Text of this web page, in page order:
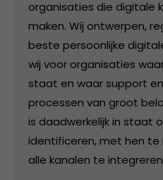
organisaties die digitale
maken. Wij ontwerpen,
beste persoonlijke
wij voor organisaties
staat en waar support
processen van groot
is daadwerkelijk in staat
identificeren, met hen
alle kanalen te